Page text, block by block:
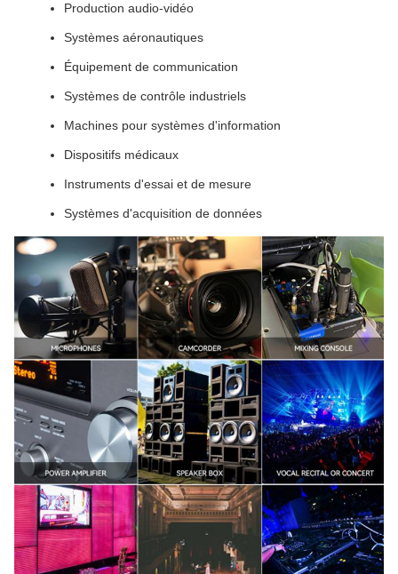
Production audio-vidéo
Systèmes aéronautiques
Équipement de communication
Systèmes de contrôle industriels
Machines pour systèmes d'information
Dispositifs médicaux
Instruments d'essai et de mesure
Systèmes d'acquisition de données